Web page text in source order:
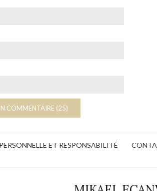
ET RESPONSABILITÉ